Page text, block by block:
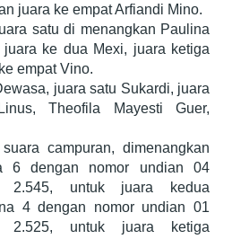
juara ke empat Arfiandi Mino.
satu di menangkan Paulina
ke dua Mexi, juara ketiga
empat Vino.
juara satu Sukardi, juara
Theofila Mayesti Guer,
campuran, dimenangkan
6 dengan nomor undian 04
2.545, untuk juara kedua
4 dengan nomor undian 01
2.525, untuk juara ketiga